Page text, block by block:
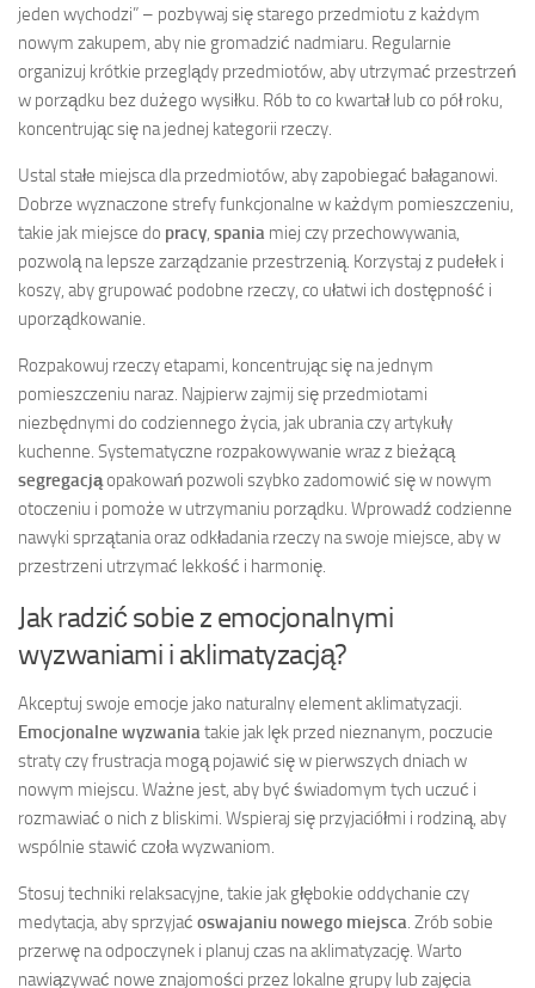
jeden wychodzi” – pozbywaj się starego przedmiotu z każdym
nowym zakupem, aby nie gromadzić nadmiaru. Regularnie
organizuj krótkie przeglądy przedmiotów, aby utrzymać przestrzeń
w porządku bez dużego wysiłku. Rób to co kwartał lub co pół roku,
koncentrując się na jednej kategorii rzeczy.
Ustal stałe miejsca dla przedmiotów, aby zapobiegać bałaganowi.
Dobrze wyznaczone strefy funkcjonalne w każdym pomieszczeniu,
takie jak miejsce do pracy, spania miej czy przechowywania,
pozwolą na lepsze zarządzanie przestrzenią. Korzystaj z pudełek i
koszy, aby grupować podobne rzeczy, co ułatwi ich dostępność i
uporządkowanie.
Rozpakowuj rzeczy etapami, koncentrując się na jednym
pomieszczeniu naraz. Najpierw zajmij się przedmiotami
niezbędnymi do codziennego życia, jak ubrania czy artykuły
kuchenne. Systematyczne rozpakowywanie wraz z bieżącą
segregacjąopakowań pozwoli szybko zadomowić się w nowym
otoczeniu i pomoże w utrzymaniu porządku. Wprowadź codzienne
nawyki sprzątania oraz odkładania rzeczy na swoje miejsce, aby w
przestrzeni utrzymać lekkość i harmonię.
Jak radzić sobie z emocjonalnymi
wyzwaniami i aklimatyzacją?
Akceptuj swoje emocje jako naturalny element aklimatyzacji.
Emocjonalne wyzwaniatakie jak lęk przed nieznanym, poczucie
straty czy frustracja mogą pojawić się w pierwszych dniach w
nowym miejscu. Ważne jest, aby być świadomym tych uczuć i
rozmawiać o nich z bliskimi. Wspieraj się przyjaciółmi i rodziną, aby
wspólnie stawić czoła wyzwaniom.
Stosuj techniki relaksacyjne, takie jak głębokie oddychanie czy
medytacja, aby sprzyjać oswajaniu nowego miejsca. Zrób sobie
przerwę na odpoczynek i planuj czas na aklimatyzację. Warto
nawiązywać nowe znajomości przez lokalne grupy lub zajęcia